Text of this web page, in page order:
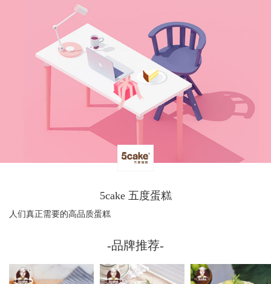
5cake 五度蛋糕
人们真正需要的高品质蛋糕
-品牌推荐-